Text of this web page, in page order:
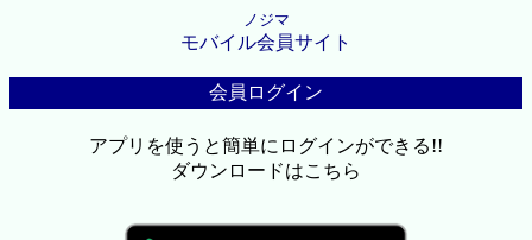
ノジマ
モバイル会員サイト
会員ログイン
アプリを使うと簡単にログインができる!!
ダウンロードはこちら